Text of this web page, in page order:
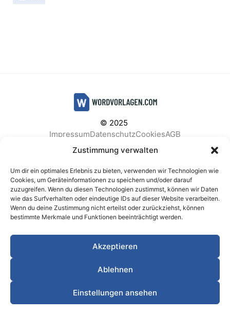
Zustimmung verwalten
Um dir ein optimales Erlebnis zu bieten, verwenden wir Technologien wie
Cookies, um Geräteinformationen zu speichern und/oder darauf
zuzugreifen. Wenn du diesen Technologien zustimmst, können wir Daten
wie das Surfverhalten oder eindeutige IDs auf dieser Website verarbeiten.
Wenn du deine Zustimmung nicht erteilst oder zurückziehst, können
bestimmte Merkmale und Funktionen beeinträchtigt werden.
Akzeptieren
Ablehnen
Einstellungen ansehen
© 2025
ImpressumDatenschutzCookiesAGB
Facebook
Instagram
BELIEBTE KATEGORIEN
Berichte & Analysen Business
Einkauf & Beschaffung
Gesundheit & Vorsorge
Meetings & Protokolle
Personal & HR
Planung & Strategie
Privat
Produktion & Logistik Projektmanagement